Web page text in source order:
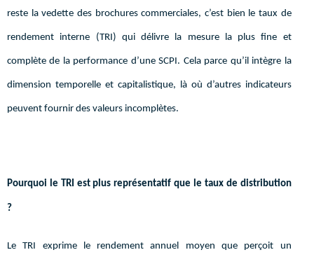
reste la vedette des brochures commerciales, c’est bien le taux de
rendement interne (TRI) qui délivre la mesure la plus fine et
complète de la performance d’une SCPI. Cela parce qu’il intègre la
dimension temporelle et capitalistique, là où d’autres indicateurs
peuvent fournir des valeurs incomplètes.
Pourquoi le TRI est plus représentatif que le taux de distribution
?
Le TRI exprime le rendement annuel moyen que perçoit un